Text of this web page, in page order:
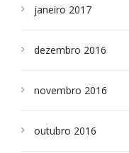
janeiro 2017
dezembro 2016
novembro 2016
outubro 2016